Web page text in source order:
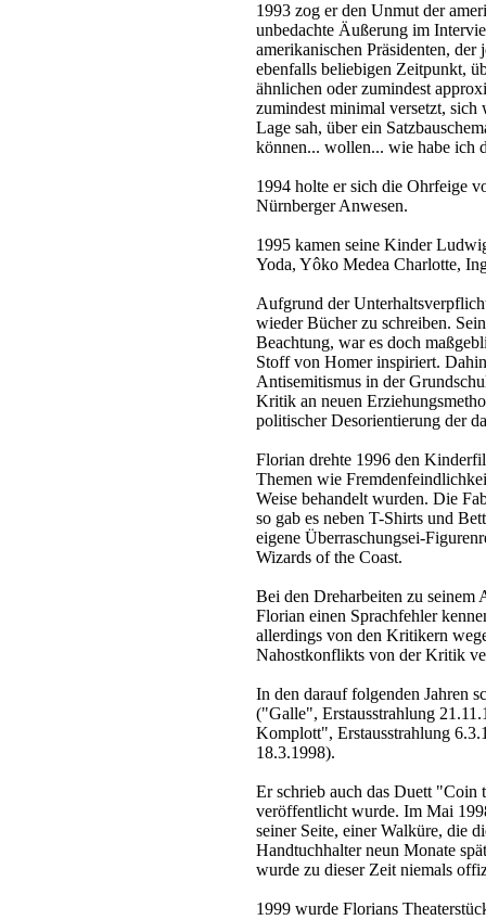
1993 zog er den Unmut der
unbedachte Äußerung im
amerikanischen Präsidenten,
ebenfalls beliebigen Zeitpunkt,
ähnlichen oder zumindest
zumindest minimal versetzt,
Lage sah, über ein
können... wollen... wie habe ich
1994 holte er sich die Ohrfeige
Nürnberger Anwesen.
1995 kamen seine Kinder
Yoda, Yôko Medea Charlotte,
Aufgrund der
wieder Bücher zu schreiben.
Beachtung, war es doch
Stoff von Homer inspiriert.
Antisemitismus in der
Kritik an neuen
politischer Desorientierung der
Florian drehte 1996 den
Themen wie
Weise behandelt wurden. Die
so gab es neben T-Shirts und
eigene Überraschungsei-
Wizards of the Coast.
Bei den Dreharbeiten zu seinem
Florian einen Sprachfehler
allerdings von den Kritikern
Nahostkonflikts von der Kritik
In den darauf folgenden Jahren
("Galle", Erstausstrahlung
Komplott", Erstausstrahlung
18.3.1998).
Er schrieb auch das Duett "Coin
veröffentlicht wurde. Im Mai
seiner Seite, einer Walküre, die
Handtuchhalter neun Monate
wurde zu dieser Zeit niemals
1999 wurde Florians